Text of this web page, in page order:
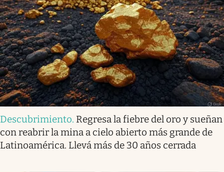
Descubrimiento. Regresa la fiebre del oro y sueñan
con reabrir la mina a cielo abierto más grande de
Latinoamérica. Llevá más de 30 años cerrada